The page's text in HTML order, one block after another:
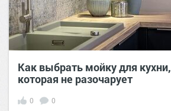
Как выбрать мойку для кухни,
которая не разочарует
0 0